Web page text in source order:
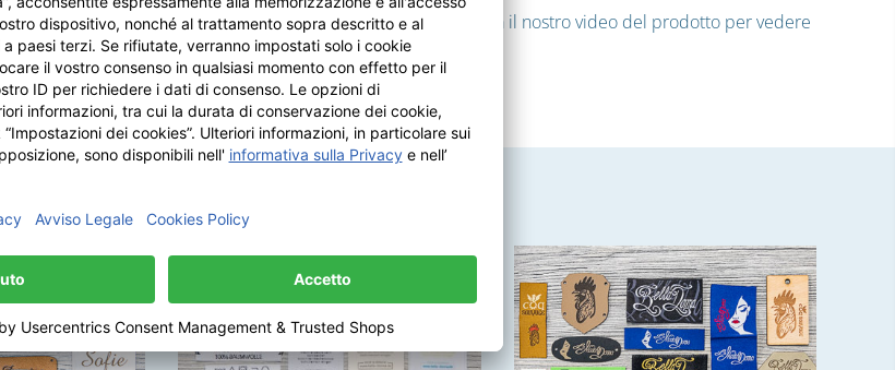
con tutte le etichette del nostro assortimento. Guarda il nostro video del prodotto per vedere
I piccoli pezzi potrebbero essere inghiottiti.